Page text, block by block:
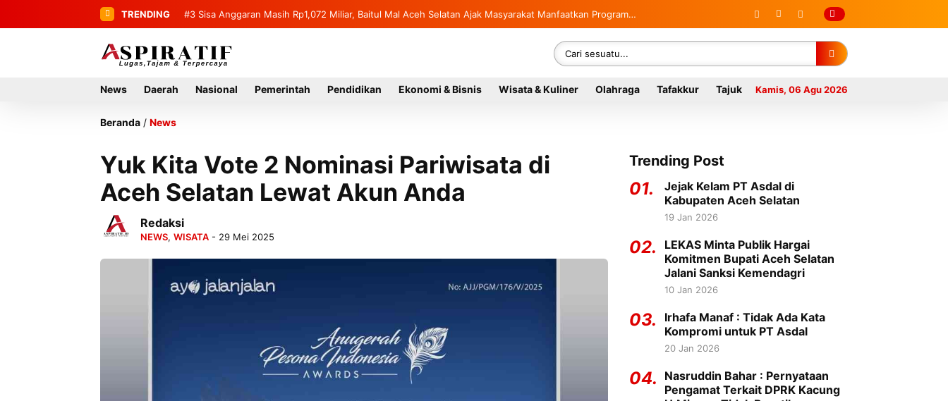
TRENDING #3 Sisa Anggaran Masih Rp1,072 Miliar, Baitul Mal Aceh Selatan Ajak Masyarakat Manfaatkan
#4 2 Tahanan yang Melarikan Diri Berhasil Diamankan Kembali
News Daerah Nasional Pemerintah Pendidikan Ekonomi & Bisnis Wisata & Kuliner Olahraga Tafakkur Tajuk Kamis, 06 Agu 2026
Beranda / News
Yuk Kita Vote 2 Nominasi Pariwisata di
Aceh Selatan Lewat Akun Anda
Redaksi
NEWS, WISATA - 29 Mei 2025
Trending Post
01.
Jejak Kelam PT Asdal di
Kabupaten Aceh Selatan
19 Jan 2026
02.
LEKAS Minta Publik Hargai
Komitmen Bupati Aceh Selatan
Jalani Sanksi Kemendagri
10 Jan 2026
03.
Irhafa Manaf : Tidak Ada Kata
Kompromi untuk PT Asdal
20 Jan 2026
04.
Nasruddin Bahar : Pernyataan
Pengamat Terkait DPRK Kacung